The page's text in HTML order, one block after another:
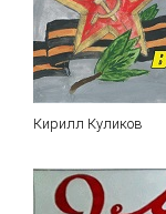
Кирилл Куликов